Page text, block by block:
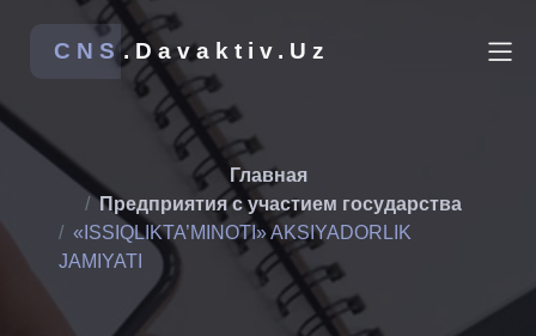
CNS.Davaktiv.Uz
Главная
Предприятия с участием государства
«ISSIQLIKTA’MINOTI» AKSIYADORLIK
JAMIYATI